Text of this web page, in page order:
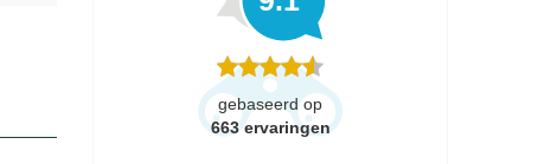
gebaseerd op
663 ervaringen